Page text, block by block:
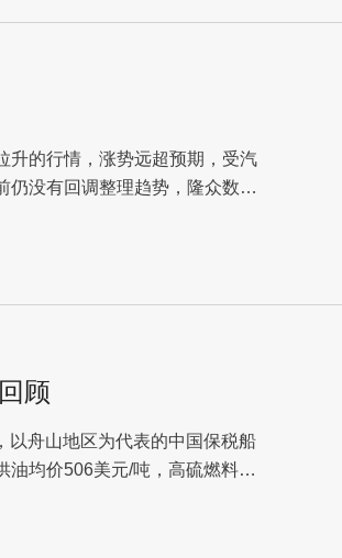
升的行情，涨势远超预期，受汽
仍没有回调整理趋势，隆众数据
顾
以舟山地区为代表的中国保税船
油均价506美元/吨，高硫燃料油